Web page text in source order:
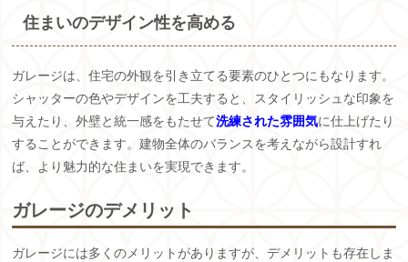
住まいのデザイン性を高める
ガレージは、住宅の外観を引き立てる要素のひとつにもなります。
シャッターの色やデザインを工夫すると、スタイリッシュな印象を
与えたり、外壁と統一感をもたせて洗練された雰囲気に仕上げたり
することができます。建物全体のバランスを考えながら設計すれ
ば、より魅力的な住まいを実現できます。
ガレージのデメリット
ガレージには多くのメリットがありますが、デメリットも存在しま